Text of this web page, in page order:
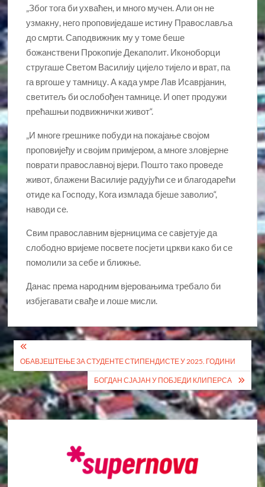
„Због тога би ухваћен, и много мучен. Али он не
узмакну, него проповиједаше истину Православља
до смрти. Саподвижник му у томе беше
божанствени Прокопије Декаполит. Иконоборци
стругаше Светом Василију цијело тијело и врат, па
га вргоше у тамницу. А када умре Лав Исаврјанин,
светитељ би ослобођен тамнице. И опет продужи
прећашњи подвижнички живот“.
„И многе грешнике побуди на покајање својом
проповијеђу и својим примјером, а многе зловјерне
поврати православној вјери. Пошто тако проведе
живот, блажени Василије радујући се и благодарећи
отиде ка Господу, Кога измлада бјеше заволио“,
наводи се.
Свим православним вјерницима се савјетује да
слободно вријеме посвете посјети цркви како би се
помолили за себе и ближње.
Данас према народним вјеровањима требало би
избјегавати свађе и лоше мисли.
Кретање
чланка
ОБАВЈЕШТЕЊЕ ЗА СТУДЕНТЕ СТИПЕНДИСТЕ У 2025. ГОДИНИ
БОГДАН СЈАЈАН У ПОБЈЕДИ КЛИПЕРСА